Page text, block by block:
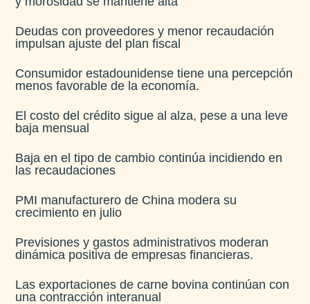
Deudas con proveedores y menor recaudación
impulsan ajuste del plan fiscal​
Consumidor estadounidense tiene una percepción
menos favorable de la economía​.
El costo del crédito sigue al alza, pese a una leve
baja mensual​
Baja en el tipo de cambio continúa incidiendo en
las recaudaciones​
PMI manufacturero de China modera su
crecimiento en julio​
Previsiones y gastos administrativos moderan
dinámica positiva de empresas financieras​.
Las exportaciones de carne bovina continúan con
una contracción interanual